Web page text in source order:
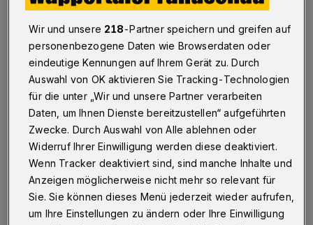
Lokales Einbrecher auf Socken
Einbrecher auf Socken
Wuppertal·Eine Wuppertalerin bemerkte am
Donnerstag (3. März 2016) gegen 18:40 Uhr zwei
Einbrecher in ihrem Einfamilienhaus an der Straße Zum
Lohbusch.
04.03.2016 , 09:13 Uhr Eine Minute Lesezeit
Wir und unsere 218-Partner speichern und greifen auf
personenbezogene Daten wie Browserdaten oder
eindeutige Kennungen auf Ihrem Gerät zu. Durch
Auswahl von OK aktivieren Sie Tracking-Technologien
für die unter „Wir und unsere Partner verarbeiten
Daten, um Ihnen Dienste bereitzustellen“ aufgeführten
Zwecke. Durch Auswahl von Alle ablehnen oder
Widerruf Ihrer Einwilligung werden diese deaktiviert.
Wenn Tracker deaktiviert sind, sind manche Inhalte und
Anzeigen möglicherweise nicht mehr so relevant für
Sie. Sie können dieses Menü jederzeit wieder aufrufen,
um Ihre Einstellungen zu ändern oder Ihre Einwilligung